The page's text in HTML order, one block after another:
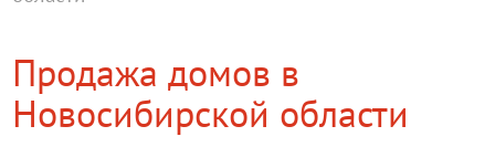
Продажа домов в
Новосибирской области